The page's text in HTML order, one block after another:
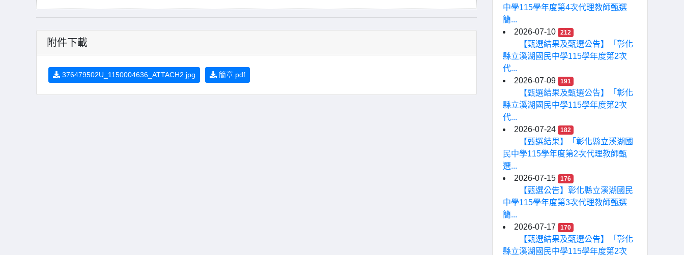
附件下載
376479502U_1150004636_ATTACH2.jpg 簡章.pdf
中學115學年度第4次代理教師甄選
簡...
2026-07-10
212
【甄選結果及甄選公告】「彰化
縣立溪湖國民中學115學年度第2次
代...
2026-07-09
191
【甄選結果及甄選公告】「彰化
縣立溪湖國民中學115學年度第2次
代...
2026-07-24
182
【甄選結果】「彰化縣立溪湖國
民中學115學年度第2次代理教師甄
選...
2026-07-15
176
【甄選公告】彰化縣立溪湖國民
中學115學年度第3次代理教師甄選
簡...
2026-07-17
170
【甄選結果及甄選公告】「彰化
縣立溪湖國民中學115學年度第2次